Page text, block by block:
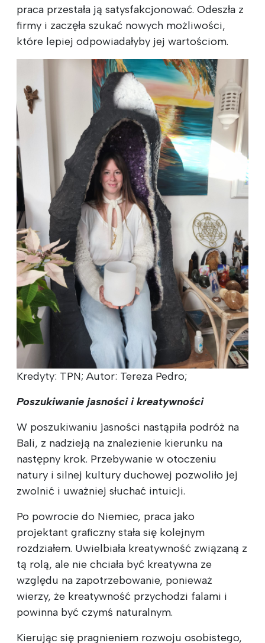
praca przestała ją satysfakcjonować. Odeszła z
firmy i zaczęła szukać nowych możliwości,
które lepiej odpowiadałyby jej wartościom.
Kredyty: TPN; Autor: Tereza Pedro;
Poszukiwanie jasności i kreatywności
W poszukiwaniu jasności nastąpiła podróż na
Bali, z nadzieją na znalezienie kierunku na
następny krok. Przebywanie w otoczeniu
natury i silnej kultury duchowej pozwoliło jej
zwolnić i uważniej słuchać intuicji.
Po powrocie do Niemiec, praca jako
projektant graficzny stała się kolejnym
rozdziałem. Uwielbiała kreatywność związaną z
tą rolą, ale nie chciała być kreatywna ze
względu na zapotrzebowanie, ponieważ
wierzy, że kreatywność przychodzi falami i
powinna być czymś naturalnym.
Kierując się pragnieniem rozwoju osobistego,